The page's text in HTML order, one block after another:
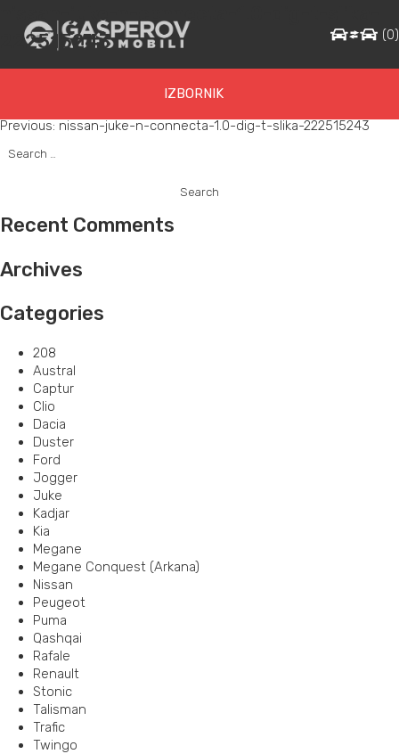
IZBORNIK
(0)
nissan-juke-n-connecta-1.0-dig-t-slika-
222515243
Post
navigation
Previous: nissan-juke-n-connecta-1.0-dig-t-slika-222515243
for:
Recent Comments
Archives
Categories
208
Austral
Captur
Clio
Dacia
Duster
Ford
Jogger
Juke
Kadjar
Kia
Megane
Megane Conquest (Arkana)
Nissan
Peugeot
Puma
Qashqai
Rafale
Renault
Stonic
Talisman
Trafic
Twingo